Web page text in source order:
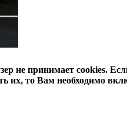
не принимает cookies.
их, то Вам необходимо